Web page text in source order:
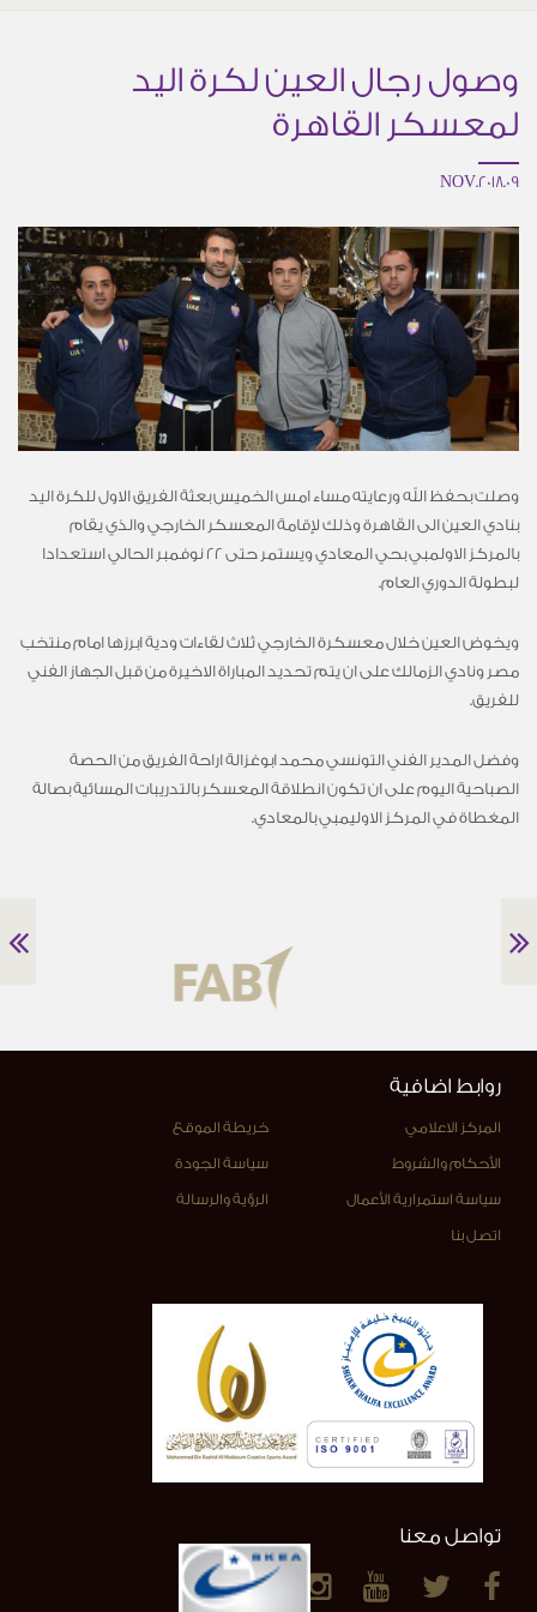
وصول رجال العين لكرة اليد
لمعسكر القاهرة
09.NOV.2018
وصلت بحفظ الله ورعايته مساء امس الخميس بعثة الفريق الاول للكرة اليد
بنادي العين الى القاهرة وذلك لإقامة المعسكر الخارجي والذي يقام
بالمركز الاولمبي بحي المعادي ويستمر حتى 22 نوفمبر الحالي استعدادا
لبطولة الدوري العام.
ويخوض العين خلال معسكرة الخارجي ثلاث لقاءات ودية ابرزها امام منتخب
مصر ونادي الزمالك على ان يتم تحديد المباراة الاخيرة من قبل الجهاز الفني
للفريق.
وفضل المدير الفني التونسي محمد ابوغزالة اراحة الفريق من الحصة
الصباحية اليوم على ان تكون انطلاقة المعسكر بالتدريبات المسائية بصالة
المغطاة في المركز الاوليمبي بالمعادي.
روابط اضافية
المركز الاعلامي خريطة الموقع
الأحكام والشروط سياسة الجودة
سياسة استمرارية الأعمال الرؤية والرسالة
اتصل بنا
تواصل معنا